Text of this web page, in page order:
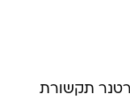
תקשורת